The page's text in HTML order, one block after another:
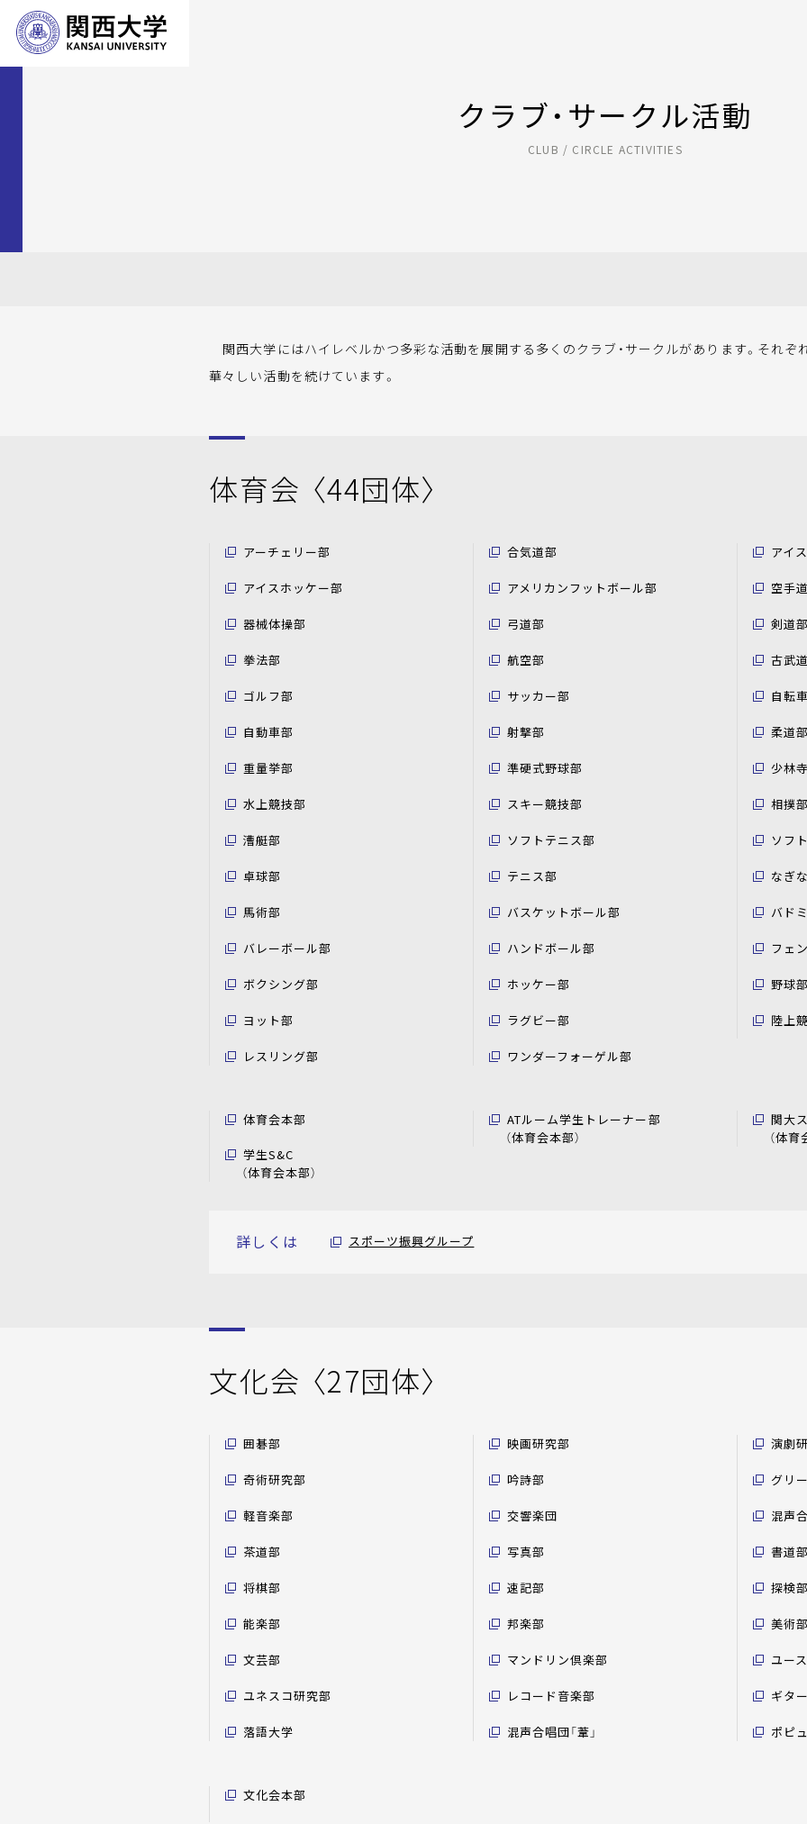
クラブ・サークル活動
CLUB / CIRCLE ACTIVITIES
関西大学にはハイレベルかつ多彩な活動を展開する多くのクラブ・サークルがあります。それぞ
華々しい活動を続けています。
体育会 〈44団体〉
アーチェリー部 合気道部 アイ
アイスホッケー部 アメリカンフットボール部 空手
器械体操部 弓道部 剣道部
拳法部 航空部 古武
ゴルフ部 サッカー部 自転
自動車部 射撃部 柔道部
重量挙部 準硬式野球部 少林
水上競技部 スキー競技部 相撲部
漕艇部 ソフトテニス部 ソフ
卓球部 テニス部 なぎ
馬術部 バスケットボール部 バド
バレーボール部 ハンドボール部 フェ
ボクシング部 ホッケー部 野球部
ヨット部 ラグビー部 陸上
レスリング部 ワンダーフォーゲル部
体育会本部
ATルーム学生トレーナー部
（体育会本部）
関大
（体育
学生S&C
（体育会本部）
詳しくは スポーツ振興グループ
文化会 〈27団体〉
囲碁部 映画研究部 演劇
奇術研究部 吟詩部 グリ
軽音楽部 交響楽団 混声
茶道部 写真部 書道部
将棋部 速記部 探検部
能楽部 邦楽部 美術部
文芸部 マンドリン倶楽部 ユー
ユネスコ研究部 レコード音楽部 ギタ
落語大学 混声合唱団「葦」 ポピ
文化会本部